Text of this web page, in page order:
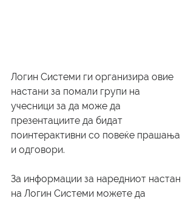
Логин Системи ги организира овие
настани за помали групи на
учесници за да може да
презентациите да бидат
поинтерактивни со повеќе прашања
и одговори.
За информации за наредниот настан
на Логин Системи можете да